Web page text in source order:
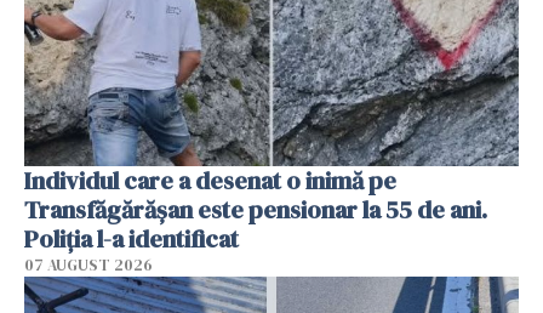
Individul care a desenat o inimă pe
Transfăgărășan este pensionar la 55 de ani.
Poliția l-a identificat
07 AUGUST 2026